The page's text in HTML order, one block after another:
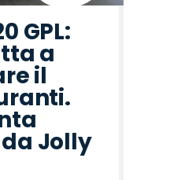
GPL:
a
il
Jolly